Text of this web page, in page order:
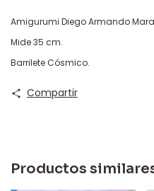
Amigurumi Diego Armando
Mide 35 cm.
Barrilete Cósmico.
Compartir
Productos